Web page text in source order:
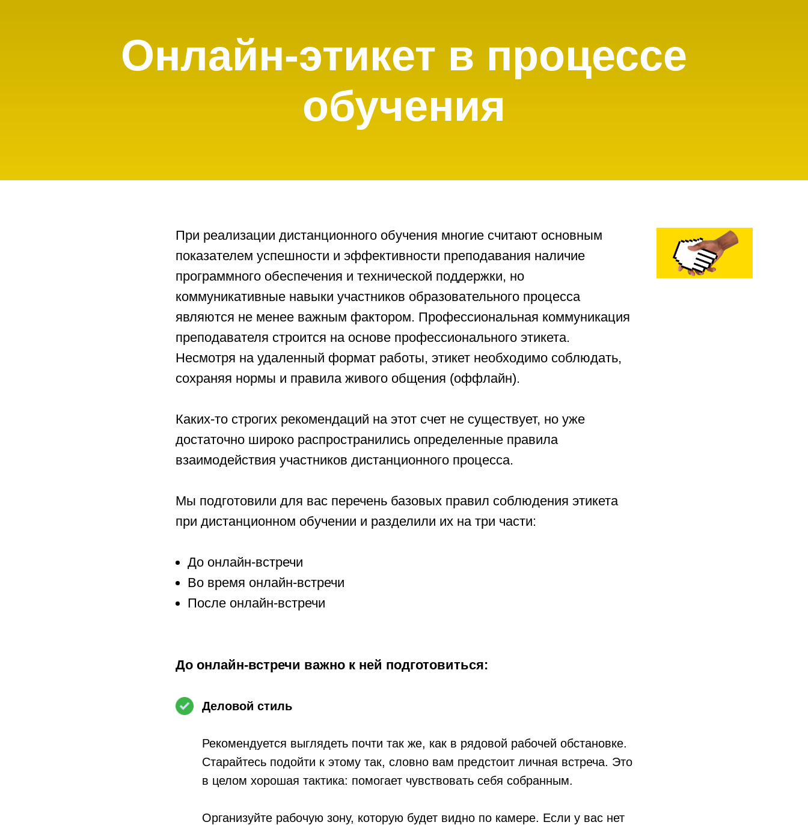
Онлайн-этикет в процессе
обучения
При реализации дистанционного обучения многие считают основным
показателем успешности и эффективности преподавания наличие
программного обеспечения и технической поддержки, но
коммуникативные навыки участников образовательного процесса
являются не менее важным фактором. Профессиональная коммуникация
преподавателя строится на основе профессионального этикета.
Несмотря на удаленный формат работы, этикет необходимо соблюдать,
сохраняя нормы и правила живого общения (оффлайн).
Каких-то строгих рекомендаций на этот счет не существует, но уже
достаточно широко распространились определенные правила
взаимодействия участников дистанционного процесса.
Мы подготовили для вас перечень базовых правил соблюдения этикета
при дистанционном обучении и разделили их на три части:
До онлайн-встречи
Во время онлайн-встречи
После онлайн-встречи
До онлайн-встречи важно к ней подготовиться:
Деловой стиль
Рекомендуется выглядеть почти так же, как в рядовой рабочей обстановке.
Старайтесь подойти к этому так, словно вам предстоит личная встреча. Это
в целом хорошая тактика: помогает чувствовать себя собранным.
Организуйте рабочую зону, которую будет видно по камере. Если у вас нет